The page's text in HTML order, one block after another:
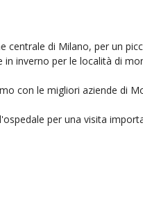
centrale di Milano, per un
inverno per le località di
con le migliori aziende di
per una visita